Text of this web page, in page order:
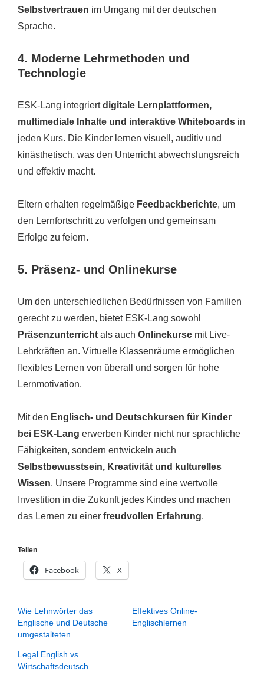
Selbstvertrauen im Umgang mit der deutschen
Sprache.
4. Moderne Lehrmethoden und
Technologie
ESK-Lang integriertdigitale Lernplattformen,
multimediale Inhalte und interaktive Whiteboards in
jeden Kurs. Die Kinder lernen visuell, auditiv und
kinästhetisch, was den Unterricht abwechslungsreich
und effektiv macht.
Eltern erhalten regelmäßige Feedbackberichte, um
den Lernfortschritt zu verfolgen und gemeinsam
Erfolge zu feiern.
5. Präsenz- und Onlinekurse
Um den unterschiedlichen Bedürfnissen von Familien
gerecht zu werden, bietet ESK-Lang sowohl
Präsenzunterricht als auch Onlinekurse mit Live-
Lehrkräften an. Virtuelle Klassenräume ermöglichen
flexibles Lernen von überall und sorgen für hohe
Lernmotivation.
Mit den Englisch- und Deutschkursen für Kinder
bei ESK-Lang erwerben Kinder nicht nur sprachliche
Fähigkeiten, sondern entwickeln auch
Selbstbewusstsein, Kreativität und kulturelles
Wissen. Unsere Programme sind eine wertvolle
Investition in die Zukunft jedes Kindes und machen
das Lernen zu einer freudvollen Erfahrung.
Teilen
Facebook X
Wie Lehnwörter das
Englische und Deutsche
umgestalteten
Effektives Online-
Englischlernen
Legal English vs.
Wirtschaftsdeutsch